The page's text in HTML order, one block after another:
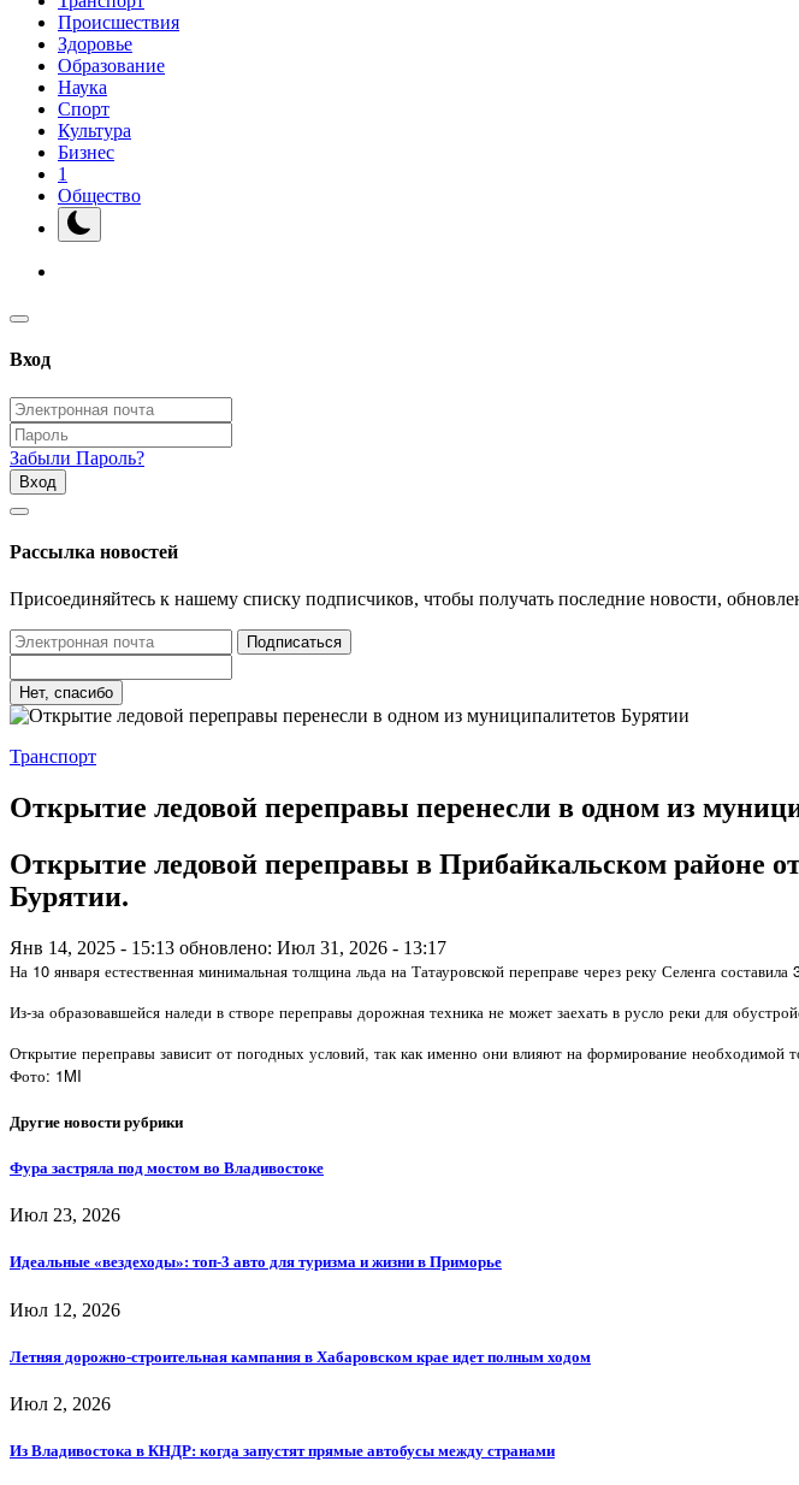
Происшествия
Здоровье
Образование
Наука
Спорт
Культура
Бизнес
1
Общество
Вход
Забыли Пароль?
Вход
Рассылка новостей
Присоединяйтесь к нашему списку подписчиков, чтобы получать последние новости,
Подписаться
Нет, спасибо
Транспорт
Открытие ледовой переправы перенесли в одном из
Открытие ледовой переправы в Прибайкальском районе
Бурятии.
Янв 14, 2025 - 15:13 обновлено: Июл 31, 2026 - 13:17
На 10 января естественная минимальная толщина льда на Татауровской переправе через реку Селенга
Из-за образовавшейся наледи в створе переправы дорожная техника не может заехать в русло реки для
Открытие переправы зависит от погодных условий, так как именно они влияют на формирование необходимой
Фото: 1MI
Другие новости рубрики
Фура застряла под мостом во Владивостоке
Июл 23, 2026
Идеальные «вездеходы»: топ-3 авто для туризма и жизни в Приморье
Июл 12, 2026
Летняя дорожно-строительная кампания в Хабаровском крае идет полным ходом
Июл 2, 2026
Из Владивостока в КНДР: когда запустят прямые автобусы между странами